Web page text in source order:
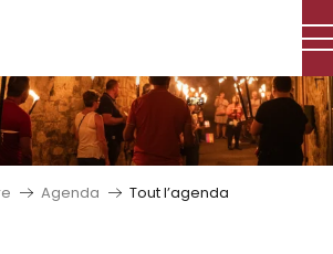
Agenda Tout l’agenda